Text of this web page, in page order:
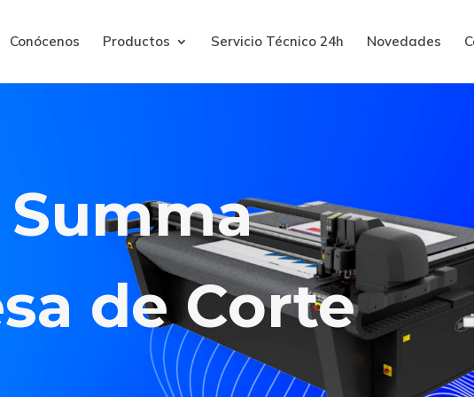
Conócenos Productos Servicio Técnico 24h Novedades
Summa
de Corte